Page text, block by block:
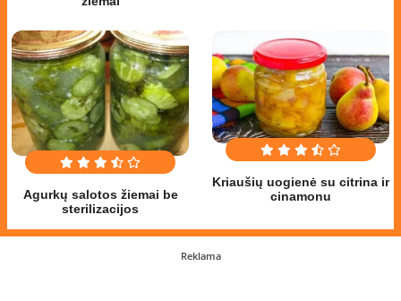
Agurkų salotos žiemai be
sterilizacijos
Kriaušių uogienė su citrina ir
cinamonu
Reklama